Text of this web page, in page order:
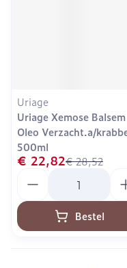
Uriage
Uriage Xemose Balsem
Oleo Verzacht.a/
500ml
€ 28,52
€ 22,82
Bestel